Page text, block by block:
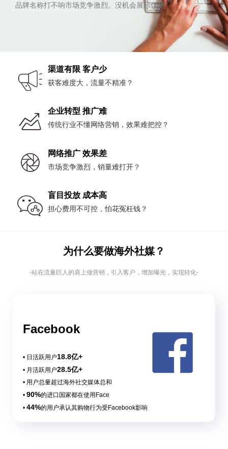
品牌名称打不响市场竞争激烈。没机会展示优势
渠道有限 客户少
获客难度大，流量不精准？
企业转型 推广难
传统行业不懂网络营销，效果难把控？
网络推广 效果差
市场竞争激烈，销量难打开？
盲目投放 成本高
担心费用不可控，怕花冤枉钱？
为什么要做海外社媒？
-站在流量巨人的肩上做营销，引入客户，增加曝光，实现转化-
Facebook
• 日活跃用户18.8亿+
• 月活跃用户28.5亿+
• 用户总量超过海外社交媒体总和
•90%的进口国家都在使用Face
•44%的用户承认其购物行为受Facebook影响